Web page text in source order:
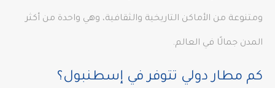
ومتنوعة من الأماكن التاريخية والثقافية، وهي واحدة من أكثر
المدن جمالًا في العالم.
كم مطار دولي تتوفر في إسطنبول؟